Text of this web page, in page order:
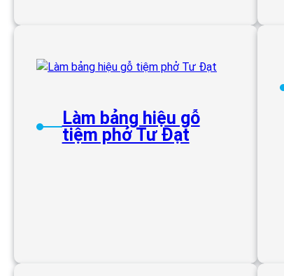
Làm bảng hiệu gỗ
tiệm phở Tư Đạt